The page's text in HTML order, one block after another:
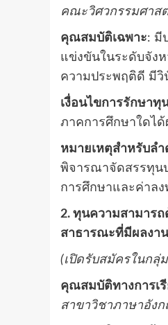
คณะวิศวกรรมศาส
คุณสมบัติเฉพาะ: มี
แข่งขันในระดับจัง
ความประพฤติดี มีวิ
เงื่อนไขการรักษาทุ
ภาคการศึกษาใดไ
หมายเหตุสำหรับลำ
พิจารณาจัดสรรทุนป
การศึกษาและค่าลง
2. ทุนความสามาร
สาธารณะที่มีผลงา
(เปิดรับสมัครในกลุ่
คุณสมบัติทางการเ
สาขาวิชาภาษาอัง